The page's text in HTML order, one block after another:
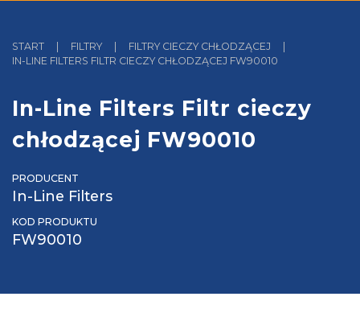
START | FILTRY | FILTRY CIECZY CHŁODZĄCEJ
|
IN-LINE FILTERS FILTR CIECZY CHŁODZĄCEJ FW90010
In-Line Filters Filtr cieczy
chłodzącej FW90010
PRODUCENT
In-Line Filters
KOD PRODUKTU
FW90010